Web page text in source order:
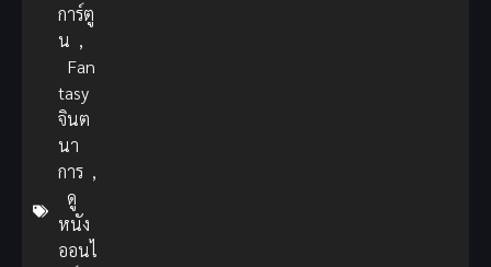
การ์ตู
น ,
Fan
tasy
จินต
นา
การ ,
ดู
หนัง
ออนไ